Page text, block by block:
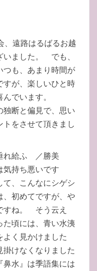
遠路はるばるお越
いました。 でも、
つも、あまり時間が
すが、楽しいひと時
でいます。
断と偏見で、思い
をさせて頂きまし
れ給ふ ／勝美
気持ち悪いです
、こんなにシゲシ
、初めてですが、や
すね。 そう云え
た頃には、青い水洟
よく見かけました
けなくなりました
水』は季語集には